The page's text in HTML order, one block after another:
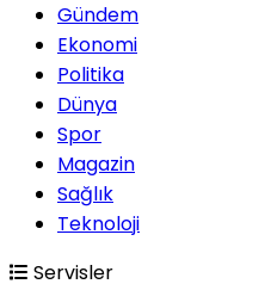
Gündem
Ekonomi
Politika
Dünya
Spor
Magazin
Sağlık
Teknoloji
Servisler